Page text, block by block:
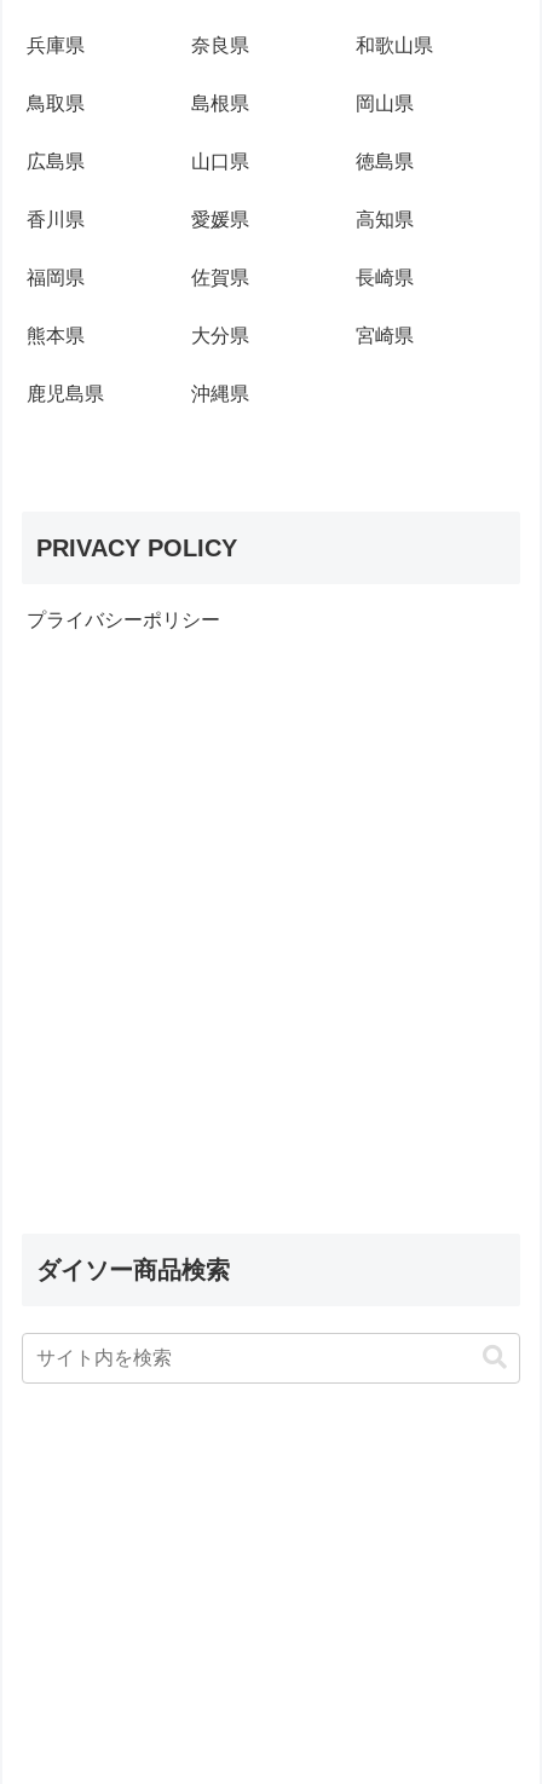
兵庫県 奈良県 和歌山県
鳥取県 島根県 岡山県
広島県 山口県 徳島県
香川県 愛媛県 高知県
福岡県 佐賀県 長崎県
熊本県 大分県 宮崎県
鹿児島県 沖縄県
PRIVACY POLICY
プライバシーポリシー
ダイソー商品検索